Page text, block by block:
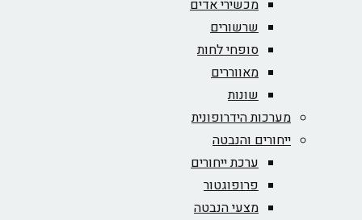
מכשירי אדים
שרשורים
סופחי לחות
מאווררים
שונות
מערכות הידרופונית
ייחורים והנבטה
ערכת ייחורים
פרופוגטור
מצעי הנבטה